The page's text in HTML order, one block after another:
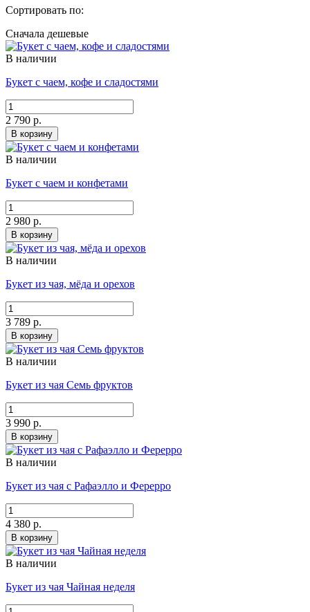
Сортировать по:
Сначала дешевые
В наличии
Букет с чаем, кофе и сладостями
2 790 р.
В корзину
В наличии
Букет с чаем и конфетами
2 980 р.
В корзину
В наличии
Букет из чая, мёда и орехов
3 789 р.
В корзину
В наличии
Букет из чая Семь фруктов
3 990 р.
В корзину
В наличии
Букет из чая с Рафаэлло и Ферерро
4 380 р.
В корзину
В наличии
Букет из чая Чайная неделя